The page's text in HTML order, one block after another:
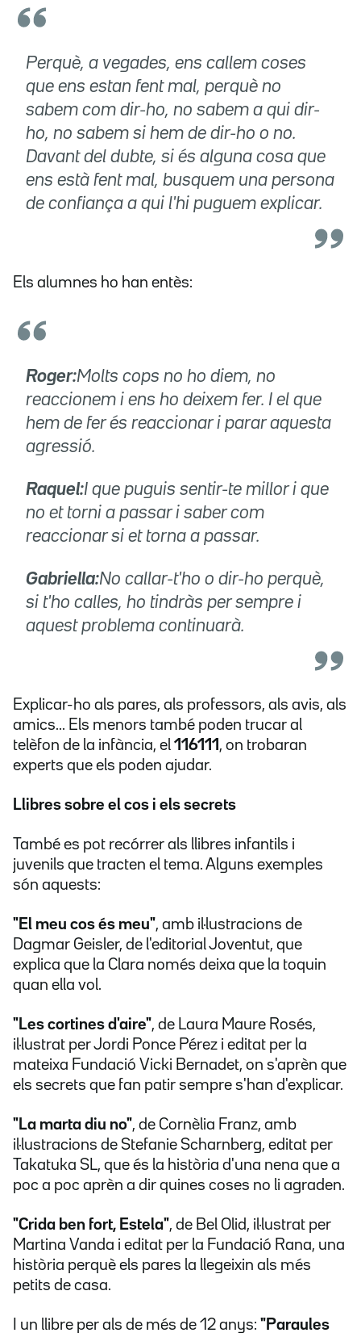
Perquè, a vegades, ens callem coses
que ens estan fent mal, perquè no
sabem com dir-ho, no sabem a qui dir-
ho, no sabem si hem de dir-ho o no.
Davant del dubte, si és alguna cosa que
ens està fent mal, busquem una persona
de confiança a qui l'hi puguem explicar.
Els alumnes ho han entès:
Roger:Molts cops no ho diem, no
reaccionem i ens ho deixem fer. I el que
hem de fer és reaccionar i parar aquesta
agressió.
Raquel:I que puguis sentir-te millor i que
no et torni a passar i saber com
reaccionar si et torna a passar.
Gabriella:No callar-t'ho o dir-ho perquè,
si t'ho calles, ho tindràs per sempre i
aquest problema continuarà.
Explicar-ho als pares, als professors, als avis, als
amics... Els menors també poden trucar al
telèfon de la infància, el 116111 , on trobaran
experts que els poden ajudar.
Llibres sobre el cos i els secrets
També es pot recórrer als llibres infantils i
juvenils que tracten el tema. Alguns exemples
són aquests:
"El meu cos és meu", amb il·lustracions de
Dagmar Geisler, de l'editorial Joventut, que
explica que la Clara només deixa que la toquin
quan ella vol.
"Les cortines d'aire", de Laura Maure Rosés,
il·lustrat per Jordi Ponce Pérez i editat per la
mateixa Fundació Vicki Bernadet, on s'aprèn que
els secrets que fan patir sempre s'han d'explicar.
"La marta diu no", de Cornèlia Franz, amb
il·lustracions de Stefanie Scharnberg, editat per
Takatuka SL, que és la història d'una nena que a
poc a poc aprèn a dir quines coses no li agraden.
"Crida ben fort, Estela", de Bel Olid, il·lustrat per
Martina Vanda i editat per la Fundació Rana, una
història perquè els pares la llegeixin als més
petits de casa.
I un llibre per als de més de 12 anys: "Paraules